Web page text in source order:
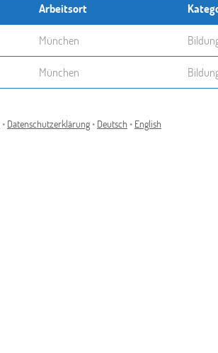
Arbeitsort
München
München
• Datenschutzerklärung• Deutsch • English